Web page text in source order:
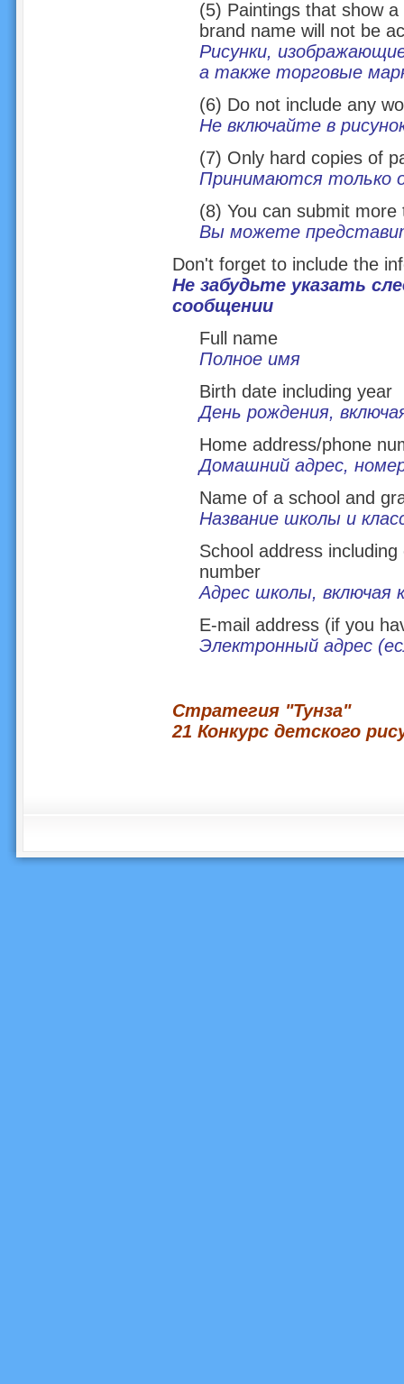
(5) Paintings that show
brand name will not be
Рисунки,
а также торговые
(6) Do not include any
Не включайте в
(7) Only hard copies of
Принимаются только
(8) You can submit more
Вы можете
Don't forget to include the
Не забудьте указать
сообщении
Full name
Полное имя
Birth date including year
День рождения,
Home address/phone
Домашний адрес,
Name of a school and
Название школы и
School address
number
Адрес школы, включая
E-mail address (if you
Электронный адрес
Стратегия "Тунза"
21 Конкурс детского